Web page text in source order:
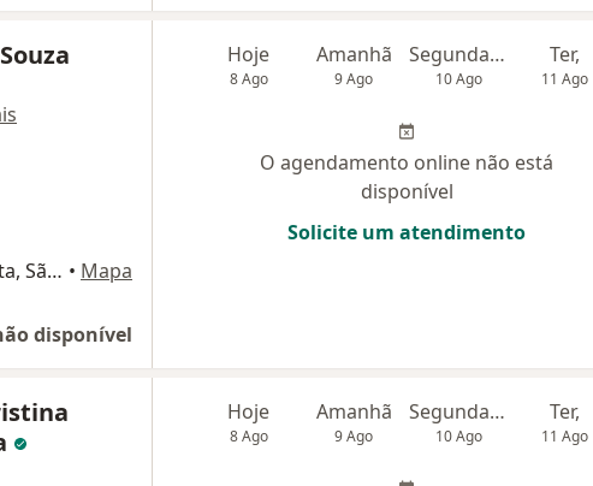
R. Raul de Carvalho, 2292 - Boa Vista, São José do Rio Preto • Mapa
disponível
Hoje
8 Ago
Amanhã
9 Ago
Segunda-feira
10 Ago
Ter,
11 Ago
O agendamento online não está
disponível
Solicite um atendimento
Hoje
8 Ago
Amanhã
9 Ago
Segunda-feira
10 Ago
Ter,
11 Ago